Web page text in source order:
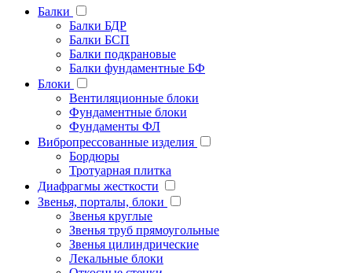
Балки
Балки БДР
Балки БСП
Балки подкрановые
Балки фундаментные БФ
Блоки
Вентиляционные блоки
Фундаментные блоки
Фундаменты ФЛ
Вибропрессованные изделия
Бордюры
Тротуарная плитка
Диафрагмы жесткости
Звенья, порталы, блоки
Звенья круглые
Звенья труб прямоугольные
Звенья цилиндрические
Лекальные блоки